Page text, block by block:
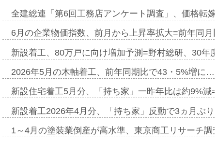
全建総連「第6回工務店アンケート調査」、価格転
6月の企業物価指数、前月から上昇率拡大=前年同
新設着工、80万戸に向け増加予測=野村総研、30年
2026年5月の木軸着工、前年同期比で43・5%増に…
新設住宅着工5月分、「持ち家」一昨年比は約9%
新設着工2026年4月分、「持ち家」反動で3ヵ月ぶ
1～4月の塗装業倒産が高水準、東京商工リサーチ